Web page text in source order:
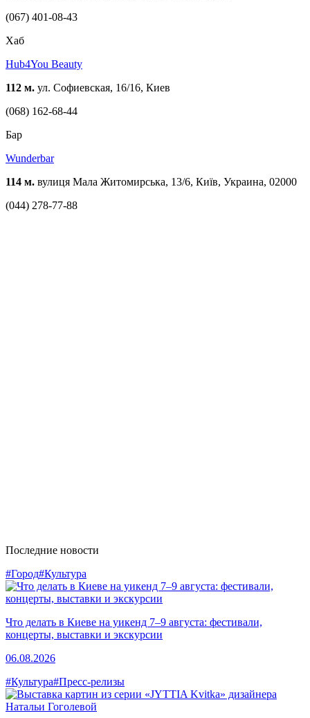
(067) 401-08-43
Хаб
Hub4You Beauty
112 м. ул. Софиевская, 16/16, Киев
(068) 162-68-44
Бар
Wunderbar
114 м. вулиця Мала Житомирська, 13/6, Київ, Украина, 02000
(044) 278-77-88
Последние новости
#Город#Культура
Что делать в Киеве на уикенд 7–9 августа: фестивали,
концерты, выставки и экскурсии
06.08.2026
#Культура#Пресс-релизы